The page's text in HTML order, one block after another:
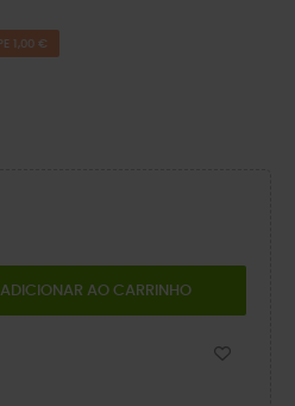
1,00 €
ADICIONAR AO CARRINHO